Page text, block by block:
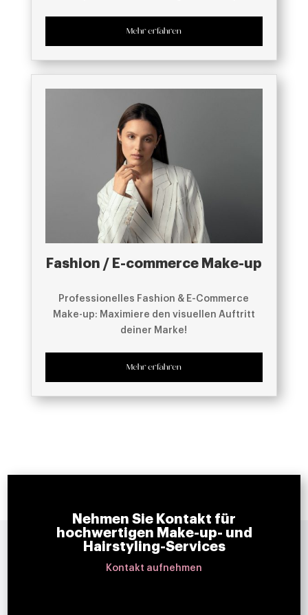
Mehr erfahren
Fashion / E-commerce Make-up
Professionelles Fashion & E-Commerce
Make-up: Maximiere den visuellen Auftritt
deiner Marke!
Mehr erfahren
Nehmen Sie Kontakt für
hochwertigen Make-up- und
Hairstyling-Services
Kontakt aufnehmen